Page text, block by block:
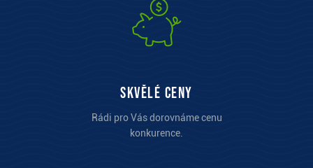
Skvělé ceny
Rádi pro Vás dorovnáme cenu
konkurence.